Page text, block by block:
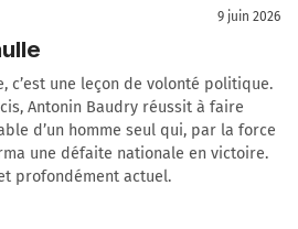
9 juin 2026
c’est une leçon de volonté politique.
Antonin Baudry réussit à faire
d’un homme seul qui, par la force
une défaite nationale en victoire.
profondément actuel.